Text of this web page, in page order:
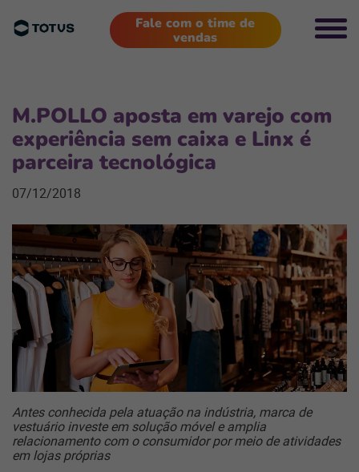
Fale com o time de
vendas
M.POLLO aposta em varejo com
experiência sem caixa e Linx é
parceira tecnológica
07/12/2018
Antes conhecida pela atuação na indústria, marca de
vestuário investe em solução móvel e amplia
relacionamento com o consumidor por meio de atividades
em lojas próprias